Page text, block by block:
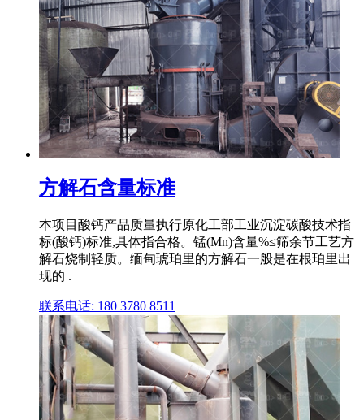
方解石含量标准
本项目酸钙产品质量执行原化工部工业沉淀碳酸技术指
标(酸钙)标准,具体指合格。锰(Mn)含量%≤筛余节工艺方
解石烧制轻质。缅甸琥珀里的方解石一般是在根珀里出
现的 .
联系电话: 180 3780 8511